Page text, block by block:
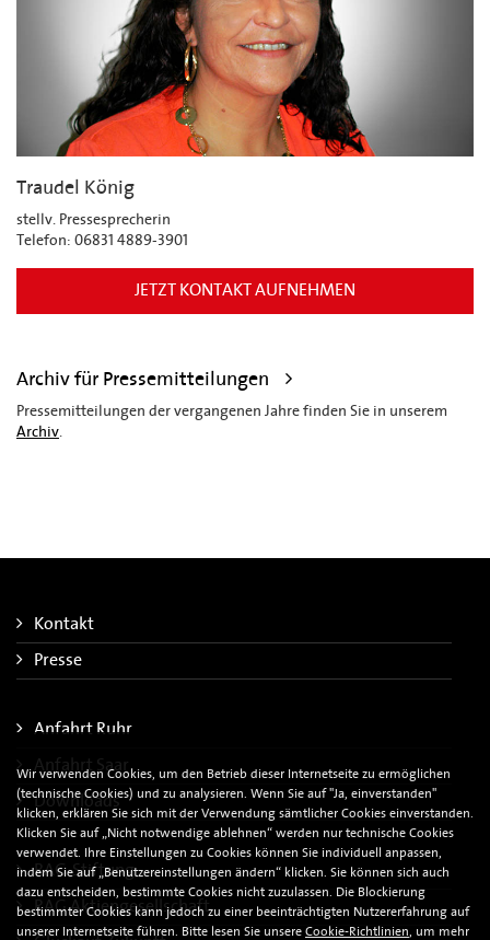
Traudel König
stellv. Pressesprecherin
Telefon: 06831 4889-3901
JETZT KONTAKT AUFNEHMEN
Archiv für Pressemitteilungen
Pressemitteilungen der vergangenen Jahre finden Sie in unserem
Archiv.
Kontakt
Presse
Anfahrt Ruhr
Anfahrt Saar
Downloads
RAG-Stiftung
RAG Aktiengesellschaft
Wir verwenden Cookies, um den Betrieb dieser Internetseite zu ermöglichen
(technische Cookies) und zu analysieren. Wenn Sie auf "Ja, einverstanden"
klicken, erklären Sie sich mit der Verwendung sämtlicher Cookies einverstanden.
Klicken Sie auf „Nicht notwendige ablehnen“ werden nur technische Cookies
verwendet. Ihre Einstellungen zu Cookies können Sie individuell anpassen,
indem Sie auf „Benutzereinstellungen ändern“ klicken. Sie können sich auch
dazu entscheiden, bestimmte Cookies nicht zuzulassen. Die Blockierung
bestimmter Cookies kann jedoch zu einer beeinträchtigten Nutzererfahrung auf
unserer Internetseite führen. Bitte lesen Sie unsere Cookie-Richtlinien, um mehr